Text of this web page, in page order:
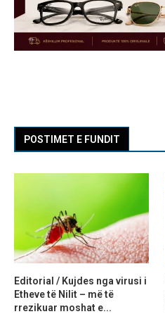
POSTIMET E FUNDIT
Editorial / Kujdes nga virusi i
Etheve të Nilit – më të
rrezikuar moshat e...